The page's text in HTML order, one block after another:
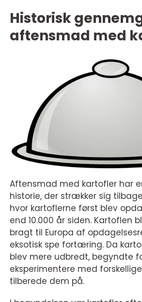
Historisk
aftensmad med
Aftensmad med kartofler har
historie, der strækker sig
hvor kartoflerne først blev
end 10.000 år siden. Kartoflen
bragt til Europa af
eksotisk spe fortæring. Da
blev mere udbredt, begyndte
eksperimentere med
tilberede dem på.